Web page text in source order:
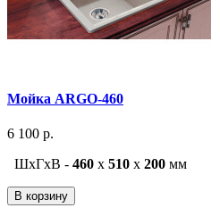
Мойка ARGO-460
6 100 р.
ШxГxВ - 460 x 510 x 200 мм
В корзину